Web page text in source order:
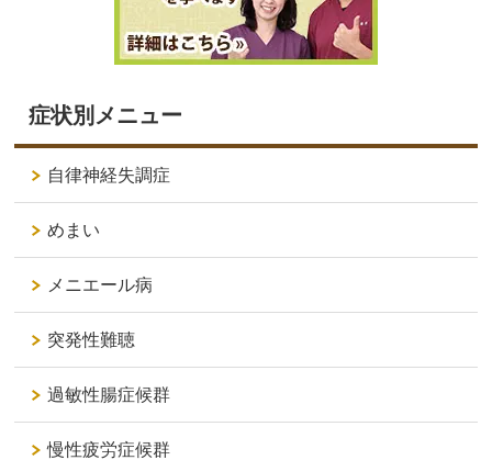
症状別メニュー
自律神経失調症
めまい
メニエール病
突発性難聴
過敏性腸症候群
慢性疲労症候群